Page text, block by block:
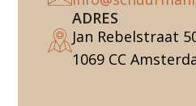
ADRES
Jan Rebelstraat
1069 CC